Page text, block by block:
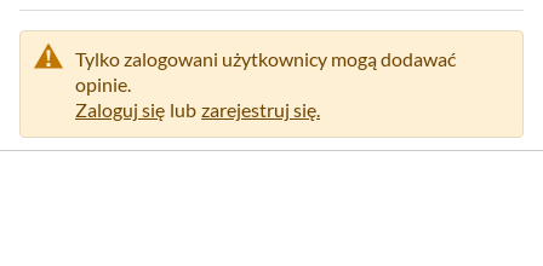
Tylko zalogowani użytkownicy mogą dodawać
opinie.
Zaloguj się lub zarejestruj się.